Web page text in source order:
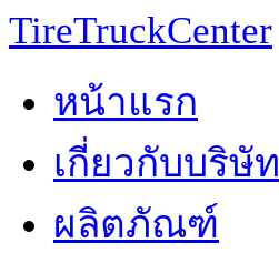
TireTruckCenter
หน้าแรก
เกี่ยวกับบริษัท
ผลิตภัณฑ์